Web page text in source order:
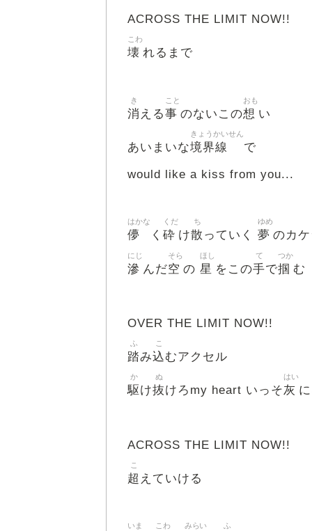
ACROSS THE LIMIT NOW!!
壊
こわ
れるまで
消
き
える事
こと
のないこの想
おも
い
あいまいな境界線
きょうかいせん
で
would like a kiss from you...
儚
はかな
く 砕
くだ
け散
ち
っていく 夢
ゆめ
のカ
滲
にじ
んだ空
そら
の 星
ほし
をこの手
て
で掴
つか
む
OVER THE LIMIT NOW!!
踏
ふ
み込
こ
むアクセル
駆
か
け抜
ぬ
けろmy heart いっそ灰
はい
ACROSS THE LIMIT NOW!!
超
こ
えていける
いま こわ みらい ふ